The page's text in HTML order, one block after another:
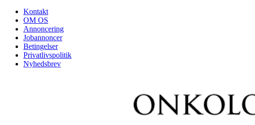
Kontakt
OM OS
Annoncering
Jobannoncer
Betingelser
Privatlivspolitik
Nyhedsbrev